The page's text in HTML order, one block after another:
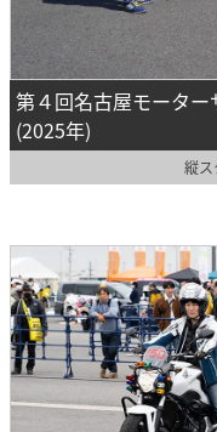
第４回名古屋モータ
(2025年)
縦ス